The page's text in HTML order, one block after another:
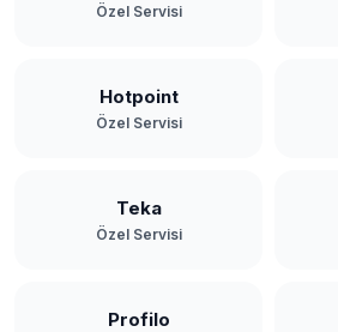
Özel Servisi
Hotpoint
Özel Servisi
Teka
Özel Servisi
Profilo